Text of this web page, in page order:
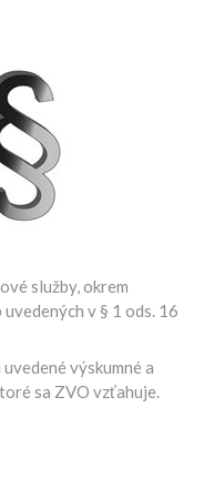
služby, okrem
v § 1 ods. 16
výskumné a
sa ZVO vzťahuje.